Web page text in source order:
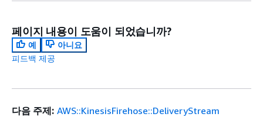
페이지 내용이 도움이 되었습니까?
예
아니요
피드백 제공
다음 주제: AWS::KinesisFirehose::DeliveryStream